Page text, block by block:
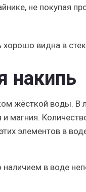
не покупая
хорошо видна в
накипь
жёсткой воды.
магния.
элементов в
в воде